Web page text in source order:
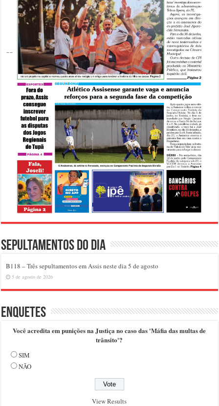
Sepultamentos do dia
B118 – Três sepultamentos em Assis neste dia 5 de agosto
5 de agosto de 2026
Enquetes
Você acredita em punições na Justiça no caso das 'Máfia das multas de
trânsito'?
SIM
NÃO
View Results